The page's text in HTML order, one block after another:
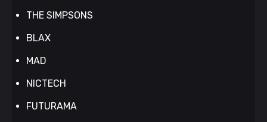
THE SIMPSONS
BLAX
MAD
NICTECH
FUTURAMA